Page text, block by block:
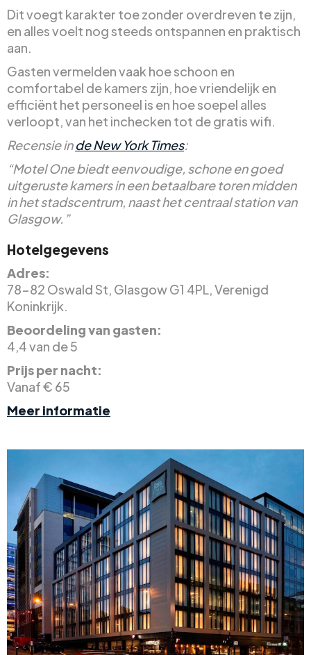
Dit voegt karakter toe zonder overdreven te zijn,
en alles voelt nog steeds ontspannen en praktisch
aan.
Gasten vermelden vaak hoe schoon en
comfortabel de kamers zijn, hoe vriendelijk en
efficiënt het personeel is en hoe soepel alles
verloopt, van het inchecken tot de gratis wifi.
Recensie inde New York Times:
“Motel One biedt eenvoudige, schone en goed
uitgeruste kamers in een betaalbare toren midden
in het stadscentrum, naast het centraal station van
Glasgow.”
Hotelgegevens
Adres:
78-82 Oswald St, Glasgow G1 4PL, Verenigd
Koninkrijk.
Beoordeling van gasten:
4,4 van de 5
Prijs per nacht:
Vanaf € 65
Meer informatie